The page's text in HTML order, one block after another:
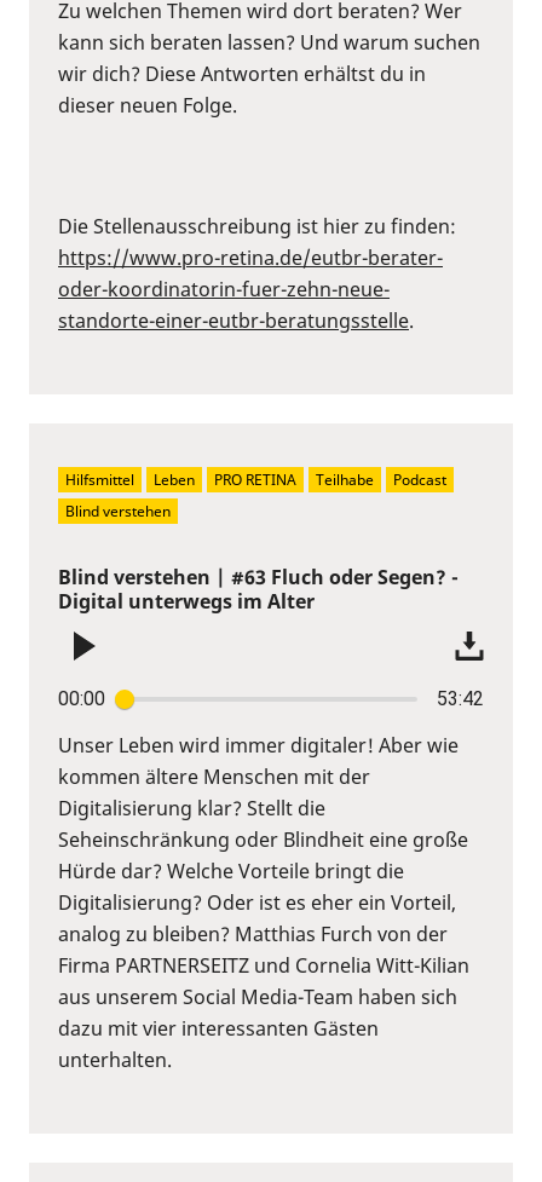
Zu welchen Themen wird dort beraten? Wer
kann sich beraten lassen? Und warum suchen
wir dich? Diese Antworten erhältst du in
dieser neuen Folge.
Die Stellenausschreibung ist hier zu finden:
https://www.pro-retina.de/eutbr-berater-
oder-koordinatorin-fuer-zehn-neue-
standorte-einer-eutbr-beratungsstelle.
Blind verstehen | #63 Fluch oder Segen? -
Digital unterwegs im Alter
00:00 53:42
Unser Leben wird immer digitaler! Aber wie
kommen ältere Menschen mit der
Digitalisierung klar? Stellt die
Seheinschränkung oder Blindheit eine große
Hürde dar? Welche Vorteile bringt die
Digitalisierung? Oder ist es eher ein Vorteil,
analog zu bleiben? Matthias Furch von der
Firma PARTNERSEITZ und Cornelia Witt-Kilian
aus unserem Social Media-Team haben sich
dazu mit vier interessanten Gästen
unterhalten.
Hilfsmittel Leben PRO RETINA Teilhabe
Podcast
Blind verstehen